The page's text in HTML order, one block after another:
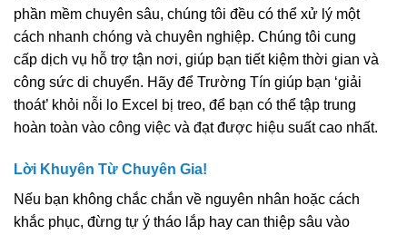
phần mềm chuyên sâu, chúng tôi đều có thể xử lý một
cách nhanh chóng và chuyên nghiệp. Chúng tôi cung
cấp dịch vụ hỗ trợ tận nơi, giúp bạn tiết kiệm thời gian và
công sức di chuyển. Hãy để Trường Tín giúp bạn ‘giải
thoát’ khỏi nỗi lo Excel bị treo, để bạn có thể tập trung
hoàn toàn vào công việc và đạt được hiệu suất cao nhất.
Lời Khuyên Từ Chuyên Gia!
Nếu bạn không chắc chắn về nguyên nhân hoặc cách
khắc phục, đừng tự ý tháo lắp hay can thiệp sâu vào